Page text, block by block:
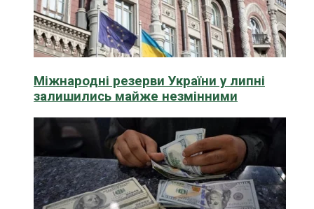
Міжнародні резерви України у липні
залишились майже незмінними